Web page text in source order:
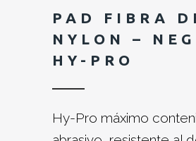
PAD FIBRA
NYLON –
HY-PRO
Hy-Pro máximo